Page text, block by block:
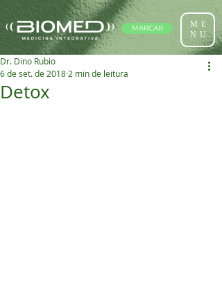
MARCAR
ME
NU
Detox
Dr. Dino Rubio
6 de set. de 2018 2 min de leitura